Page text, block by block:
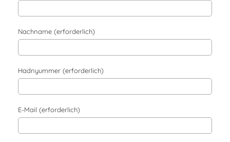
Nachname (erforderlich)
Hadnyummer (erforderlich)
E-Mail (erforderlich)